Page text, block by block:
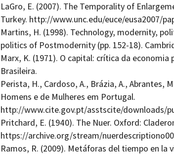
LaGro, E. (2007). The Temporality of
Turkey. http://www.unc.edu/euce/eusa2007/
Martins, H. (1998). Technology, modernity,
politics of Postmodernity (pp. 152-18).
Marx, K. (1971). O capital: crítica da
Brasileira.
Perista, H., Cardoso, A., Brázia, A., Abrantes,
Homens e de Mulheres em Portugal.
http://www.cite.gov.pt/asstscite/downloads/
Pritchard, E. (1940). The Nuer. Oxford:
https://archive.org/stream/
Ramos, R. (2009). Metáforas del tiempo en la